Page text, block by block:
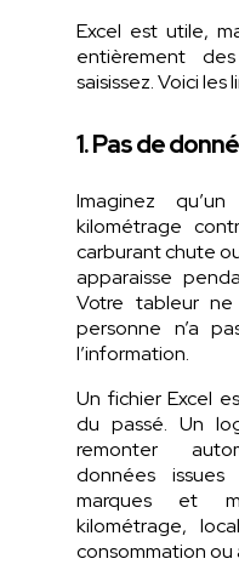
Excel est utile,
entièrement
saisissez.Voiciles
1. Pas de
Imaginez
kilométrage
carburant chute
apparaisse
Votre tableur
personne n’a
l’information.
Un fichier Excel
du passé. Un
remonter
données
marques et
kilométrage,
consommation